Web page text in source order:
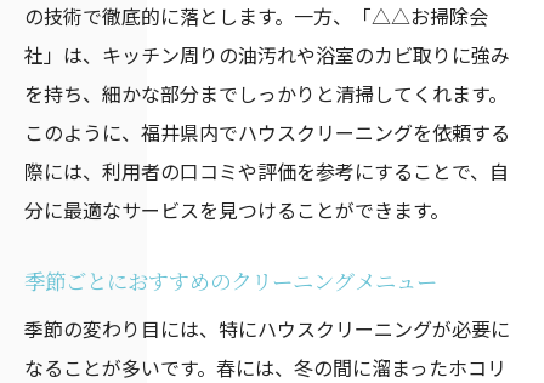
の技術で徹底的に落とします。一方、「△△お掃除会
社」は、キッチン周りの油汚れや浴室のカビ取りに強み
を持ち、細かな部分までしっかりと清掃してくれます。
このように、福井県内でハウスクリーニングを依頼する
際には、利用者の口コミや評価を参考にすることで、自
分に最適なサービスを見つけることができます。
季節ごとにおすすめのクリーニングメニュー
季節の変わり目には、特にハウスクリーニングが必要に
なることが多いです。春には、冬の間に溜まったホコリ